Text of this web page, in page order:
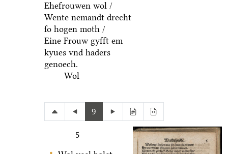
Ehefrouwen wol /
Wente nemandt drecht
ſo hogen moth /
Eine Frouw gyfft em
kyues vnd haders
genoech.
Wol
9
5